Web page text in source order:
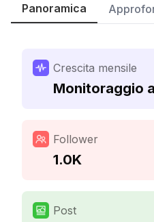
Panoramica
Crescita mensile
Monitoraggio
Follower
1.0K
Post